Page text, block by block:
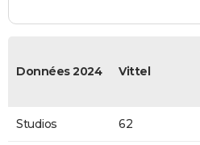
Données 2024 Vittel
Studios 62